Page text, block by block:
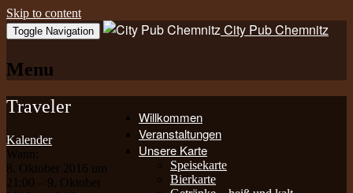
Skip to content
Toggle Navigation City Pub Chemnitz
Menu
Willkommen
Veranstaltungen
Unsere Karte
Speisekarte
Bierkarte
Traveler
Kalender
Wann:
8. Oktober 2016 um
21:00 – 9. Oktober